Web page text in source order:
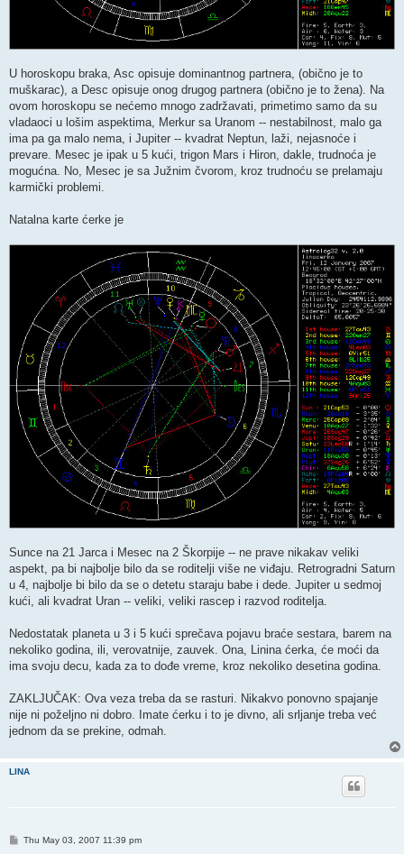
U horoskopu braka, Asc opisuje dominantnog partnera, (obično je to
muškarac), a Desc opisuje onog drugog partnera (obično je to žena). Na
ovom horoskopu se nećemo mnogo zadržavati, primetimo samo da su
vladaoci u lošim aspektima, Merkur sa Uranom -- nestabilnost, malo ga
ima pa ga malo nema, i Jupiter -- kvadrat Neptun, laži, nejasnoće i
prevare. Mesec je ipak u 5 kući, trigon Mars i Hiron, dakle, trudnoća je
mogućna. No, Mesec je sa Južnim čvorom, kroz trudnoću se prelamaju
karmički problemi.
Natalna karte ćerke je
Sunce na 21 Jarca i Mesec na 2 Škorpije -- ne prave nikakav veliki
aspekt, pa bi najbolje bilo da se roditelji više ne viđaju. Retrogradni Saturn
u 4, najbolje bi bilo da se o detetu staraju babe i dede. Jupiter u sedmoj
kući, ali kvadrat Uran -- veliki, veliki rascep i razvod roditelja.
Nedostatak planeta u 3 i 5 kući sprečava pojavu braće sestara, barem na
nekoliko godina, ili, verovatnije, zauvek. Ona, Linina ćerka, će moći da
ima svoju decu, kada za to dođe vreme, kroz nekoliko desetina godina.
ZAKLJUČAK: Ova veza treba da se rasturi. Nikakvo ponovno spajanje
nije ni poželjno ni dobro. Imate ćerku i to je divno, ali srljanje treba već
jednom da se prekine, odmah.
LINA
PThu May 03, 2007 11:39 pm